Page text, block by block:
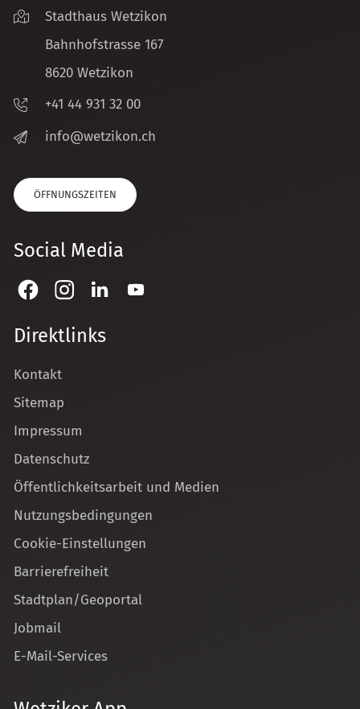
Stadthaus Wetzikon
Bahnhofstrasse 167
8620 Wetzikon
+41 44 931 32 00
nf
w tz k n ch
ÖFFNUNGSZEITEN
Social Media
Direktlinks
Kontakt
Sitemap
Impressum
Datenschutz
Öffentlichkeitsarbeit und Medien
Nutzungsbedingungen
Cookie-Einstellungen
Barrierefreiheit
Stadtplan/Geoportal
Jobmail
E-Mail-Services